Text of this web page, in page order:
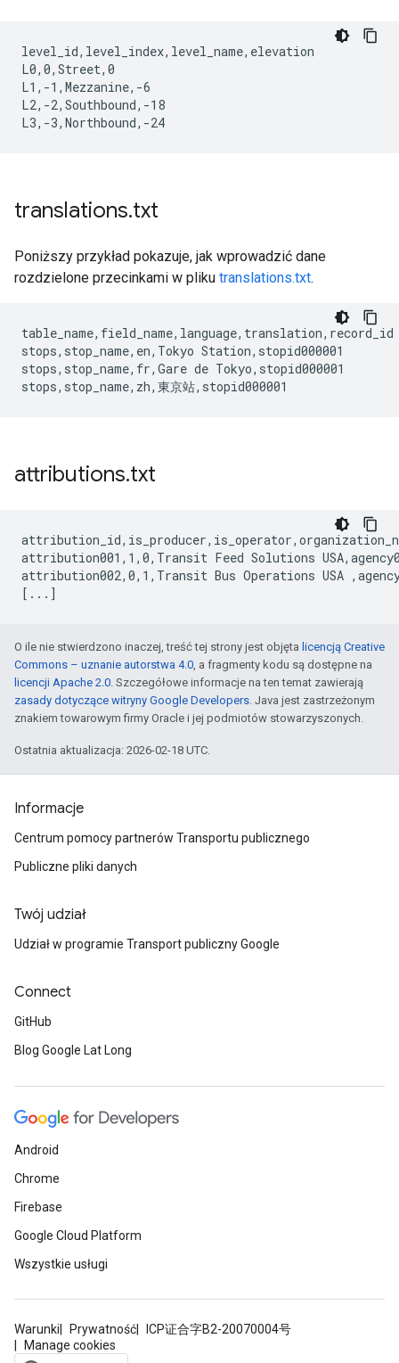
level_id,level_index,level_name,elevation
L0,0,Street,0
L1,-1,Mezzanine,-6
L2,-2,Southbound,-18
translations.txt
Poniższy przykład pokazuje, jak wprowadzić dane
rozdzielone przecinkami w pliku translations.txt.
table_name,field_name,language,translation,record_id
stops,stop_name,en,Tokyo Station,stopid000001
stops,stop_name,fr,Gare de Tokyo,stopid000001
attributions.txt
attribution001,1,0,Transit Feed Solutions
attribution002,0,1,Transit Bus Operations USA
O ile nie stwierdzono inaczej, treść tej strony jest objęta licencją Creative
Commons – uznanie autorstwa 4.0, a fragmenty kodu są dostępne na
licencji Apache 2.0. Szczegółowe informacje na ten temat zawierają
zasady dotyczące witryny Google Developers. Java jest zastrzeżonym
znakiem towarowym firmy Oracle i jej podmiotów stowarzyszonych.
Ostatnia aktualizacja: 2026-02-18 UTC.
Informacje
Centrum pomocy partnerów Transportu publicznego
Publiczne pliki danych
Twój udział
Udział w programie Transport publiczny Google
Connect
GitHub
Blog Google Lat Long
Android
Chrome
Firebase
Google Cloud Platform
Wszystkie usługi
Warunki Prywatność
ICP证合字B2-20070004号
Manage cookies